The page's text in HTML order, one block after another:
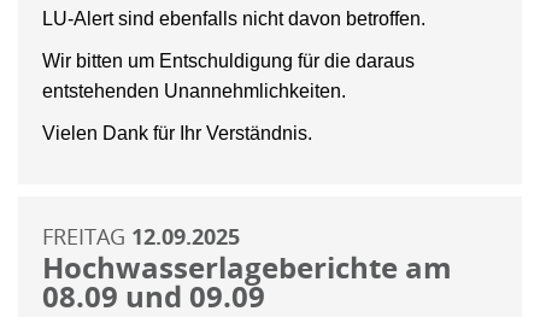
LU-Alert sind ebenfalls nicht davon betroffen.
Wir bitten um Entschuldigung für die daraus
entstehenden Unannehmlichkeiten.
Vielen Dank für Ihr Verständnis.
FREITAG 12.09.2025
Hochwasserlageberichte am
08.09 und 09.09